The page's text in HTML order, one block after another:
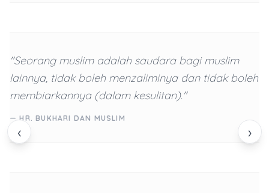
‹ ›
"Seorang muslim adalah saudara bagi muslim
lainnya, tidak boleh menzaliminya dan tidak boleh
membiarkannya (dalam kesulitan)."
— HR. BUKHARI DAN MUSLIM